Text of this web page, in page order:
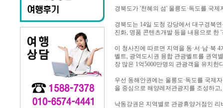
경북도가 '천혜의 섬' 울릉도·독도를 국
경북도는 14일 도청 강당에서 대구경북
진화, 명품 콘텐츠개발 등을 내용으로 한
이 청사진에 따르면 지역을 동·서·남·북
벨트, 광역도시권 융합 관광벨트를 권역
장 많은 1억5000만명의 관광객을 유치한
우선 동해안권에는 울릉도·독도를 국제
을 중심으로 해양레저관광지를 조성하
낙동강권은 지역별로 관광휴양거점인